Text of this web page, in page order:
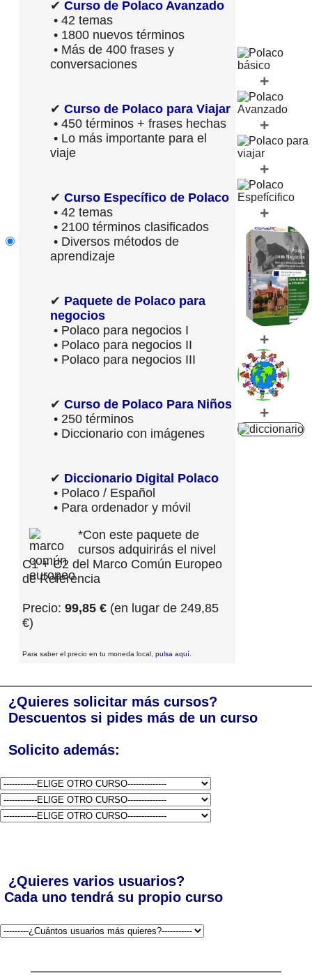
✔ Curso de Polaco Avanzado
• 42 temas
• 1800 nuevos términos
• Más de 400 frases y
conversaciones
✔ Curso de Polaco para Viajar
• 450 términos + frases hechas
• Lo más importante para el
viaje
✔ Curso Específico de Polaco
• 42 temas
• 2100 términos clasificados
• Diversos métodos de
aprendizaje
✔ Paquete de Polaco para
negocios
• Polaco para negocios I
• Polaco para negocios II
• Polaco para negocios III
✔ Curso de Polaco Para Niños
• 250 términos
• Diccionario con imágenes
✔ Diccionario Digital Polaco
• Polaco / Español
• Para ordenador y móvil
*Con este paquete de
cursos adquirirás el nivel
C1 + C2 del Marco Común Europeo
de Referencia
Precio: 99,85 € (en lugar de 249,85
€)
Para saber el precio en tu moneda local, pulsa aquí
+
+
+
+
+
+
¿Quieres solicitar más cursos?
Descuentos si pides más de un curso
Solicito además:
¿Quieres varios usuarios?
Cada uno tendrá su propio curso